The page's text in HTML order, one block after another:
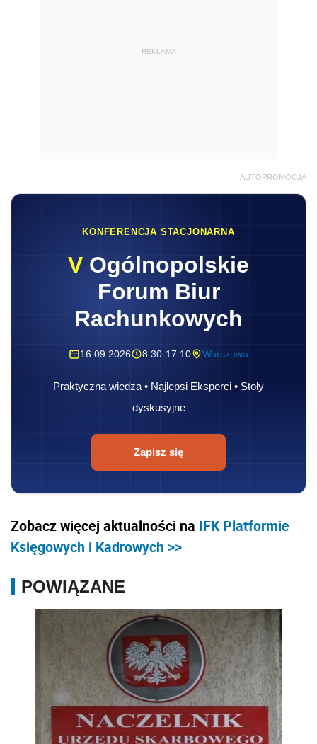
REKLAMA
AUTOPROMOCJA
KONFERENCJA STACJONARNA
V Ogólnopolskie
Forum Biur
Rachunkowych
16.09.2026 8:30-17:10 Warszawa
Praktyczna wiedza • Najlepsi Eksperci • Stoły
dyskusyjne
Zapisz się
Zobacz więcej aktualności na IFK Platformie
Księgowych i Kadrowych >>
POWIĄZANE